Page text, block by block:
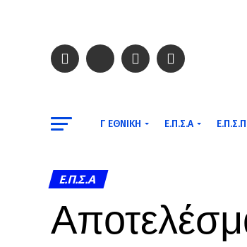
Γ ΕΘΝΙΚΉ Ε.Π.Σ.Α
Ε.Π.Σ.Α